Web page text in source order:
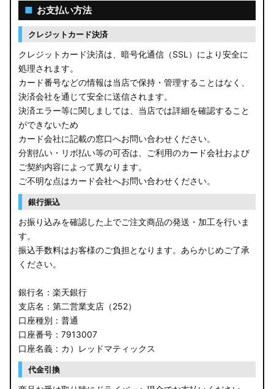
■ お支払い方法
クレジットカード決済
クレジットカード決済は、暗号化通信（SSL）により安全に
処理されます。
カード番号などの情報は当店で保持・管理することはなく、
決済会社を通じて安全に送信されます。
決済エラー等に関しましては、当店では詳細を確認すること
ができないため
カード会社に記載の窓口へお問い合わせください。
分割払い・リボ払い等の可否は、ご利用のカード会社および
ご契約内容によって異なります。
ご不明な点はカード会社へお問い合わせください。
銀行振込
お振り込みを確認した上でご注文商品の発送・加工を行いま
す。
振込手数料はお客様のご負担となります。あらかじめご了承
ください。
銀行名：楽天銀行
支店名：第二営業支店（252）
口座種別：普通
口座番号：7913007
口座名義：カ）レッドマティックス
代金引換